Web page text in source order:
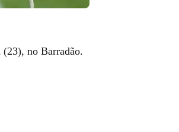
no Barradão.